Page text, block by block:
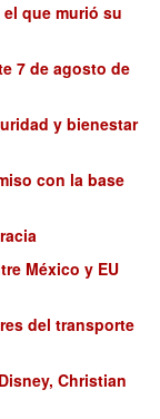
que murió su
7 de agosto de
y bienestar
con la base
México y EU
del transporte
Christian